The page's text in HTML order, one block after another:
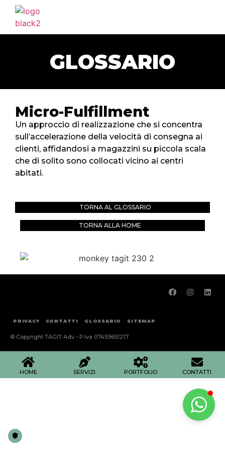
GLOSSARIO
Micro-Fulfillment
Un approccio di realizzazione che si concentra
sull’accelerazione della velocità di consegna ai
clienti, affidandosi a magazzini su piccola scala
che di solito sono collocati vicino ai centri
abitati.
TORNA AL GLOSSARIO
TORNA ALLA HOME
© Copyright TAGIT Adv - P.Iva 07459651217
PRIVACY CONTATTI GLOSSARIO SITEMAP
HOME SERVIZI PORTFOLIO CONTATTI
HOME
SERVIZI
CLIENTI
BLOG
CONTATTI